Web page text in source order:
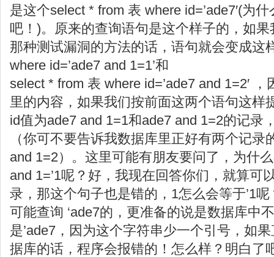
是这个select * from 表 where id=’ade7′(为
吧！)。原来的查询语句是这个样子的，如
那种测试漏洞的方法的话，语句就会变成这
where id=’ade7 and 1=1’和
select * from 表 where id=’ade7 and 1=2′
里的内容，如果我们按前面这两个语句这样
id值为ade7 and 1=1和ade7 and 1=2的记录
（你可不要告诉我数据库里正好有两个记录
and 1=2）。这里可能有朋友要问了，为什
and 1=’1呢？好，我现在回答你们，就算可
录，那这个句子也是错的，1怎么会等于’1
可能查询 ‘ade7的，更准备的说是数据库中
是’ade7，因为这个字符串少一个引号，如
据库的话，程序会报错的！怎么样？明白了